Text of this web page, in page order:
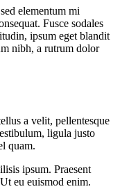
elementum mi
Fusce sodales
ipsum eget blandit
nibh, a rutrum dolor
a velit, pellentesque
ligula justo
quam.
ipsum. Praesent
eu euismod enim.